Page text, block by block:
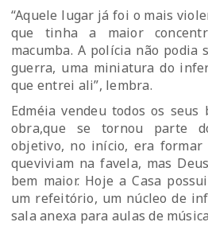
“Aquele lugar já foi o mais
que tinha a maior
macumba. A polícia não podia
guerra, uma miniatura do
que entrei ali”, lembra.
Edméia vendeu todos os
obra,que se tornou parte
objetivo, no início, era formar
queviviam na favela, mas
bem maior. Hoje a Casa
um refeitório, um núcleo de
sala anexa para aulas de